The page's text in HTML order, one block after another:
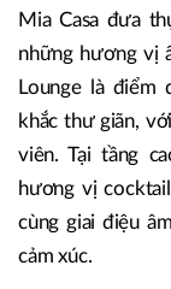
Mia Casa đưa
những hương vị
Lounge là điểm
khắc thư giãn,
viên. Tại tầng
hương vị
cùng giai điệu
cảm xúc.